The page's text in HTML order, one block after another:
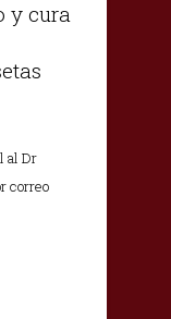
y cura
al Dr
correo